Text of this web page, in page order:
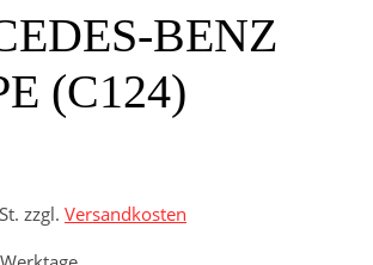
BENZ
(C124)
zzgl. Versandkosten